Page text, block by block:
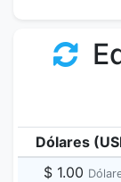
Dólares
$ 1.00